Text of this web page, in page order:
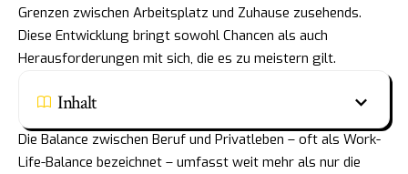
Grenzen zwischen Arbeitsplatz und Zuhause zusehends.
Diese Entwicklung bringt sowohl Chancen als auch
Herausforderungen mit sich, die es zu meistern gilt.
Inhalt
Die Balance zwischen Beruf und Privatleben – oft als Work-
Life-Balance bezeichnet – umfasst weit mehr als nur die